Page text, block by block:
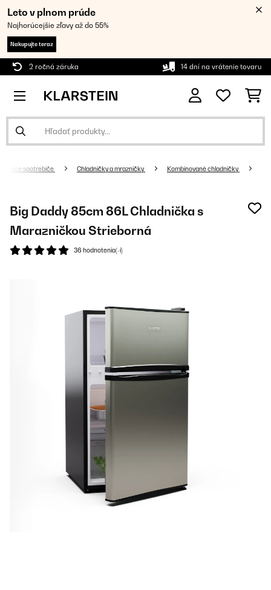
Leto v plnom prúde
Najhorúcejšie zľavy až do 55%
Nakupujte teraz
2 ročná záruka 14 dní na vrátenie tovaru
spotrebiče Chladničky a mrazničky Kombinované chladničky
Big Daddy 85cm 86L Chladnička s
Marazničkou Strieborná
36 hodnotenia(-í)